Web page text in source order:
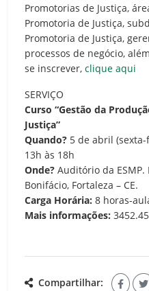
Promotorias de Justiça,
Promotoria de Justiça,
Promotoria de Justiça,
processos de negócio,
se inscrever, clique aqui
SERVIÇO
Curso “Gestão da
Justiça”
Quando? 5 de abril
13h às 18h
Onde? Auditório da ESMP.
Bonifácio, Fortaleza – CE.
Carga Horária: 8 horas-
Mais informações:
Compartilhar: